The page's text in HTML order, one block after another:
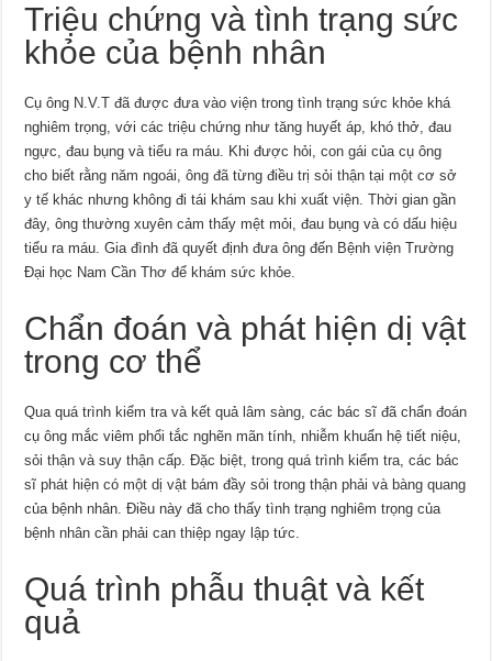
Triệu chứng và tình trạng sức
khỏe của bệnh nhân
Cụ ông N.V.T đã được đưa vào viện trong tình trạng sức khỏe khá
nghiêm trọng, với các triệu chứng như tăng huyết áp, khó thở, đau
ngực, đau bụng và tiểu ra máu. Khi được hỏi, con gái của cụ ông
cho biết rằng năm ngoái, ông đã từng điều trị sỏi thận tại một cơ sở
y tế khác nhưng không đi tái khám sau khi xuất viện. Thời gian gần
đây, ông thường xuyên cảm thấy mệt mỏi, đau bụng và có dấu hiệu
tiểu ra máu. Gia đình đã quyết định đưa ông đến Bệnh viện Trường
Đại học Nam Cần Thơ để khám sức khỏe.
Chẩn đoán và phát hiện dị vật
trong cơ thể
Qua quá trình kiểm tra và kết quả lâm sàng, các bác sĩ đã chẩn đoán
cụ ông mắc viêm phổi tắc nghẽn mãn tính, nhiễm khuẩn hệ tiết niệu,
sỏi thận và suy thận cấp. Đặc biệt, trong quá trình kiểm tra, các bác
sĩ phát hiện có một dị vật bám đầy sỏi trong thận phải và bàng quang
của bệnh nhân. Điều này đã cho thấy tình trạng nghiêm trọng của
bệnh nhân cần phải can thiệp ngay lập tức.
Quá trình phẫu thuật và kết
quả